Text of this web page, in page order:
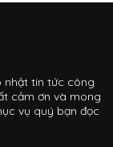
nhật tin tức công
cảm ơn và mong
vụ quý bạn đọc